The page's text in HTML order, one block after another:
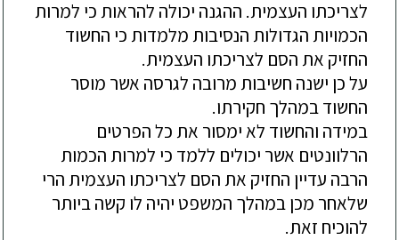
לצריכתו העצמית. ההגנה יכולה להראות כי למרות
הכמויות הגדולות הנסיבות מלמדות כי החשוד
החזיק את הסם לצריכתו העצמית.
על כן ישנה חשיבות מרובה לגרסה אשר מוסר
החשוד במהלך חקירתו.
במידה והחשוד לא ימסור את כל הפרטים
הרלוונטים אשר יכולים ללמד כי למרות הכמות
הרבה עדיין החזיק את הסם לצריכתו העצמית הרי
שלאחר מכן במהלך המשפט יהיה לו קשה ביותר
להוכיח זאת.